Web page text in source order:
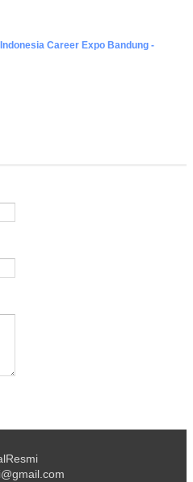
Career Expo Bandung -